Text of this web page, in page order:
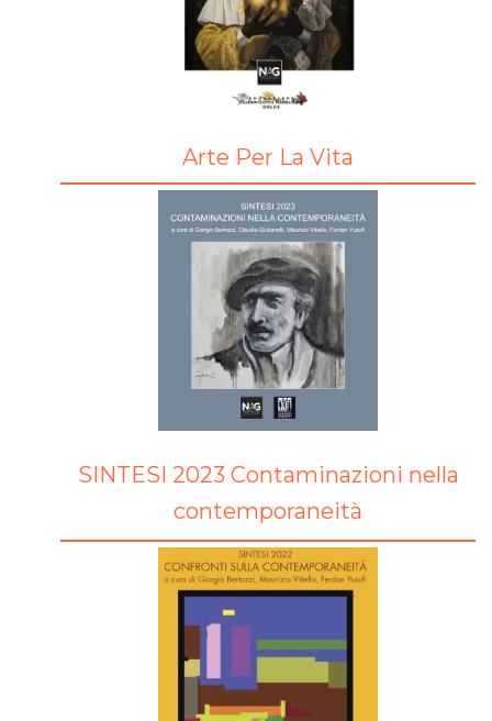
Arte Per La Vita
SINTESI 2023 Contaminazioni nella
contemporaneità